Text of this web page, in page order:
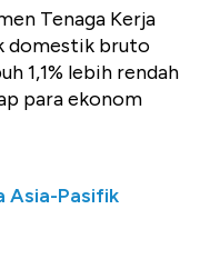
Tenaga Kerja
domestik bruto
1,1% lebih rendah
para ekonom
Asia-Pasifik